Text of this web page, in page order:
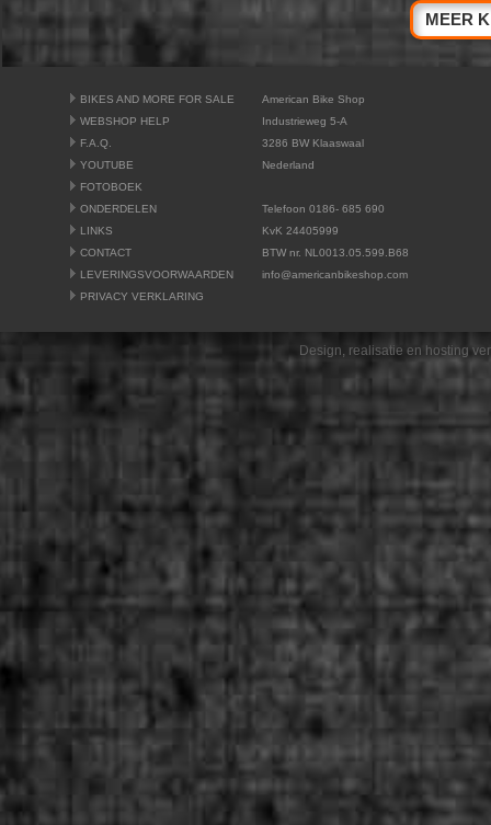
MEER
BIKES AND MORE FOR SALE
WEBSHOP HELP
F.A.Q.
YOUTUBE
FOTOBOEK
ONDERDELEN
LINKS
CONTACT
LEVERINGSVOORWAARDEN
PRIVACY VERKLARING
American Bike Shop
Industrieweg 5-A
3286 BW Klaaswaal
Nederland
Telefoon 0186- 685 690
KvK 24405999
BTW nr. NL0013.05.599.B68
info@americanbikeshop.com
Design, realisatie en hosting